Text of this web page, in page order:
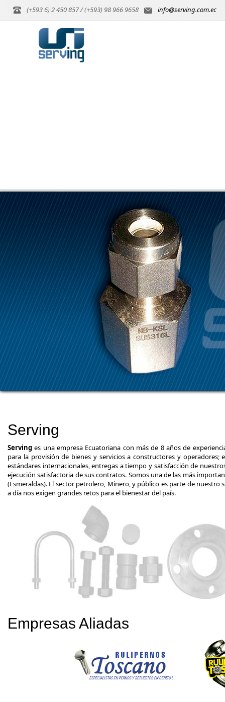
(+593 6) 2 450 857 / (+593) 98 966 9658 info@serving.com.ec
Serving
Serving es una empresa Ecuatoriana con más de 8 años de
para la provisión de bienes y servicios a constructores y operadores;
estándares internacionales, entregas a tiempo y satisfacción de
ejecución satisfactoria de sus contratos. Somos una de las más
(Esmeraldas). El sector petrolero, Minero, y público es parte de nuestro
a día nos exigen grandes retos para el bienestar del país.
Empresas Aliadas